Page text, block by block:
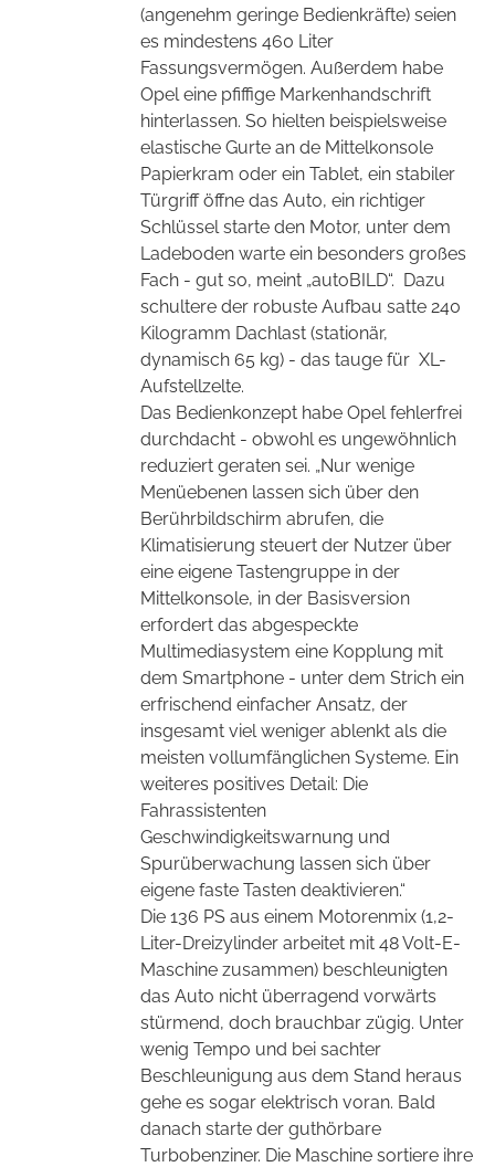
(angenehm geringe Bedienkräfte) seien
es mindestens 460 Liter
Fassungsvermögen. Außerdem habe
Opel eine pfiffige Markenhandschrift
hinterlassen. So hielten beispielsweise
elastische Gurte an de Mittelkonsole
Papierkram oder ein Tablet, ein stabiler
Türgriff öffne das Auto, ein richtiger
Schlüssel starte den Motor, unter dem
Ladeboden warte ein besonders großes
Fach - gut so, meint „autoBILD“. Dazu
schultere der robuste Aufbau satte 240
Kilogramm Dachlast (stationär,
dynamisch 65 kg) - das tauge für XL-
Aufstellzelte.
Das Bedienkonzept habe Opel fehlerfrei
durchdacht - obwohl es ungewöhnlich
reduziert geraten sei. „Nur wenige
Menüebenen lassen sich über den
Berührbildschirm abrufen, die
Klimatisierung steuert der Nutzer über
eine eigene Tastengruppe in der
Mittelkonsole, in der Basisversion
erfordert das abgespeckte
Multimediasystem eine Kopplung mit
dem Smartphone - unter dem Strich ein
erfrischend einfacher Ansatz, der
insgesamt viel weniger ablenkt als die
meisten vollumfänglichen Systeme. Ein
weiteres positives Detail: Die
Fahrassistenten
Geschwindigkeitswarnung und
Spurüberwachung lassen sich über
eigene faste Tasten deaktivieren.“
Die 136 PS aus einem Motorenmix (1,2-
Liter-Dreizylinder arbeitet mit 48 Volt-E-
Maschine zusammen) beschleunigten
das Auto nicht überragend vorwärts
stürmend, doch brauchbar zügig. Unter
wenig Tempo und bei sachter
Beschleunigung aus dem Stand heraus
gehe es sogar elektrisch voran. Bald
danach starte der guthörbare
Turbobenziner. Die Maschine sortiere ihre